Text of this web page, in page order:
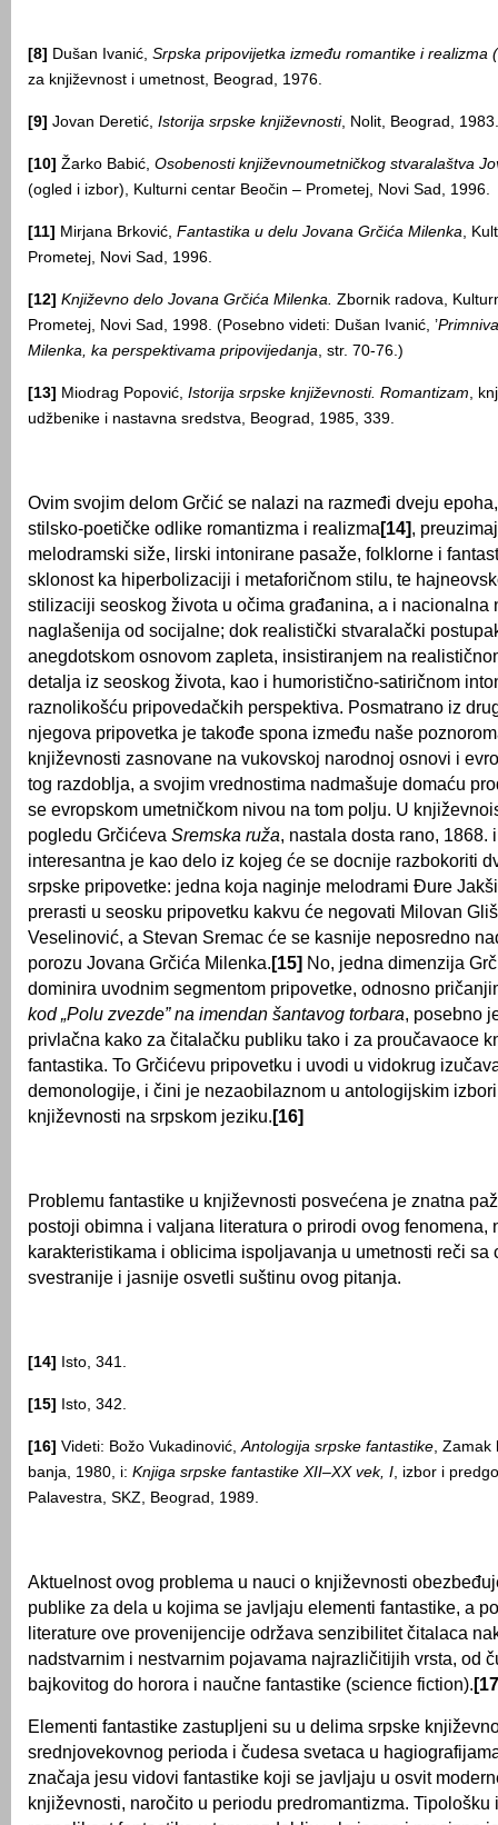
[8] Dušan Ivanić, Srpska pripovijetka između romantike i realizma
za književnost i umetnost, Beograd, 1976.
[9] Jovan Deretić, Istorija srpske književnosti, Nolit, Beograd, 1983.
[10] Žarko Babić, Osobenosti književnoumetničkog stvaralaštva
(ogled i izbor), Kulturni centar Beočin – Prometej, Novi Sad, 1996.
[11] Mirjana Brković, Fantastika u delu Jovana Grčića Milenka,
Prometej, Novi Sad, 1996.
[12] Književno delo Jovana Grčića Milenka. Zbornik radova,
Prometej, Novi Sad, 1998. (Posebno videti: Dušan Ivanić, ’Primniva
Milenka, ka perspektivama pripovijedanja, str. 70-76.)
[13] Miodrag Popović, Istorija srpske književnosti. Romantizam,
udžbenike i nastavna sredstva, Beograd, 1985, 339.
Ovim svojim delom Grčić se nalazi na razmeđi dveju
stilsko-poetičke odlike romantizma i realizma[14],
melodramski siže, lirski intonirane pasaže, folklorne i
sklonost ka hiperbolizaciji i metaforičnom stilu, te
stilizaciji seoskog života u očima građanina, a i nacionalna
naglašenija od socijalne; dok realistički stvaralački
anegdotskom osnovom zapleta, insistiranjem na
detalja iz seoskog života, kao i humoristično-satiričnom
raznolikošću pripovedačkih perspektiva. Posmatrano iz
njegova pripovetka je takođe spona između naše
književnosti zasnovane na vukovskoj narodnoj osnovi i
tog razdoblja, a svojim vrednostima nadmašuje domaću
se evropskom umetničkom nivou na tom polju. U
pogledu Grčićeva Sremska ruža, nastala dosta rano, 1868.
interesantna je kao delo iz kojeg će se docnije razbokoriti
srpske pripovetke: jedna koja naginje melodrami Đure
prerasti u seosku pripovetku kakvu će negovati Milovan
Veselinović, a Stevan Sremac će se kasnije neposredno
porozu Jovana Grčića Milenka.[15] No, jedna dimenzija
dominira uvodnim segmentom pripovetke, odnosno
kod „Polu zvezde” na imendan šantavog torbara, posebno
privlačna kako za čitalačku publiku tako i za proučavaoce
fantastika. To Grčićevu pripovetku i uvodi u vidokrug
demonologije, i čini je nezaobilaznom u antologijskim
književnosti na srpskom jeziku.[16]
Problemu fantastike u književnosti posvećena je znatna
postoji obimna i valjana literatura o prirodi ovog fenomena,
karakteristikama i oblicima ispoljavanja u umetnosti reči sa
svestranije i jasnije osvetli suštinu ovog pitanja.
[14] Isto, 341.
[15] Isto, 342.
[16] Videti: Božo Vukadinović,Antologija srpske fantastike, Zamak
banja, 1980, i: Knjiga srpske fantastike XII–XX vek, I, izbor i
Palavestra, SKZ, Beograd, 1989.
Aktuelnost ovog problema u nauci o književnosti
publike za dela u kojima se javljaju elementi fantastike, a
literature ove provenijencije održava senzibilitet čitalaca
nadstvarnim i nestvarnim pojavama najrazličitijih vrsta, od
bajkovitog do horora i naučne fantastike (science fiction).
Elementi fantastike zastupljeni su u delima srpske
srednjovekovnog perioda i čudesa svetaca u
značaja jesu vidovi fantastike koji se javljaju u osvit
književnosti, naročito u periodu predromantizma. Tipološku